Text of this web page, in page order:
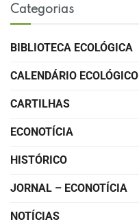
Categorias
BIBLIOTECA ECOLÓGICA
CALENDÁRIO ECOLÓGICO
CARTILHAS
ECONOTÍCIA
HISTÓRICO
JORNAL – ECONOTÍCIA
NOTÍCIAS